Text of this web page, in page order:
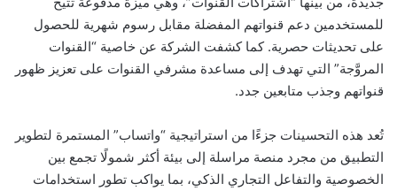
للمستخدمين دعم قنواتهم المفضلة مقابل رسوم شهرية للحصول
على تحديثات حصرية. كما كشفت الشركة عن خاصية “القنوات
المروَّجة” التي تهدف إلى مساعدة مشرفي القنوات على تعزيز ظهور
قنواتهم وجذب متابعين جدد.
تُعد هذه التحسينات جزءًا من استراتيجية “واتساب” المستمرة لتطوير
التطبيق من مجرد منصة مراسلة إلى بيئة أكثر شمولًا تجمع بين
الخصوصية والتفاعل التجاري الذكي، بما يواكب تطور استخدامات